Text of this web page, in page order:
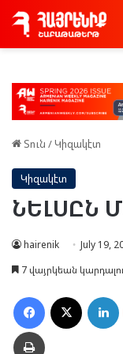
Տուն /Կիզակէտ
Կիզակէտ
ՆԵԼՍԸՆ
hairenik July 19,
7 վայրկեան
Facebook
Տպել